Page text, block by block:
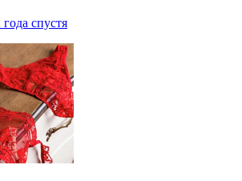
года спустя